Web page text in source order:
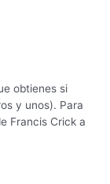
obtienes si
y unos). Para
Francis Crick a